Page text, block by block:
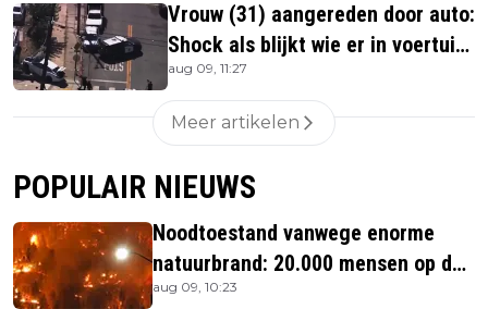
Vrouw (31) aangereden door auto:
Shock als blijkt wie er in voertuig
zitten
aug 09, 11:27
Meer artikelen
POPULAIR NIEUWS
Noodtoestand vanwege enorme
natuurbrand: 20.000 mensen op de
vlucht
aug 09, 10:23